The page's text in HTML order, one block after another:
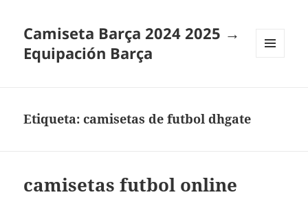
Camiseta Barça 2024 2025 →
Equipación Barça
Etiqueta:camisetas de futbol dhgate
camisetas futbol online